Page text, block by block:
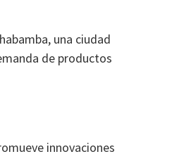
una ciudad
de productos
innovaciones